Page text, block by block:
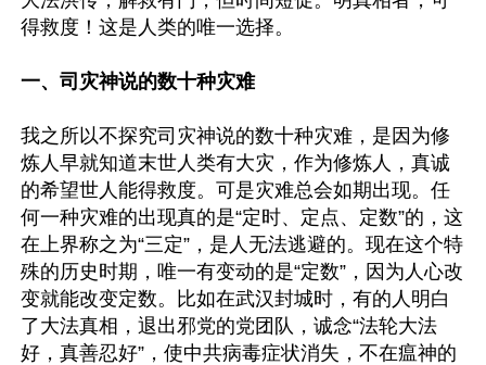
得救度！这是人类的唯一选择。
一、司灾神说的数十种灾难
我之所以不探究司灾神说的数十种灾难，是因为修
炼人早就知道末世人类有大灾，作为修炼人，真诚
的希望世人能得救度。可是灾难总会如期出现。任
何一种灾难的出现真的是“定时、定点、定数”的，这
在上界称之为“三定”，是人无法逃避的。现在这个特
殊的历史时期，唯一有变动的是“定数”，因为人心改
变就能改变定数。比如在武汉封城时，有的人明白
了大法真相，退出邪党的党团队，诚念“法轮大法
好，真善忍好”，使中共病毒症状消失，不在瘟神的